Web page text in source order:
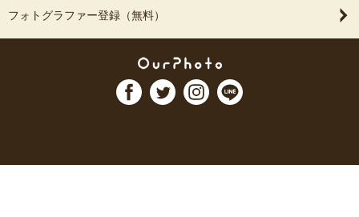
フォトグラファー登録（無料）